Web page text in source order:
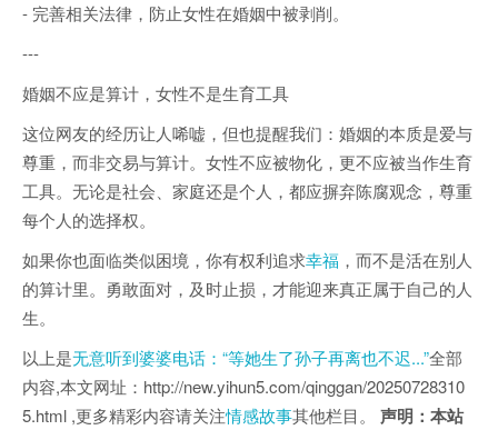
- 完善相关法律，防止女性在婚姻中被剥削。
---
婚姻不应是算计，女性不是生育工具
这位网友的经历让人唏嘘，但也提醒我们：婚姻的本质是爱与
尊重，而非交易与算计。女性不应被物化，更不应被当作生育
工具。无论是社会、家庭还是个人，都应摒弃陈腐观念，尊重
每个人的选择权。
如果你也面临类似困境，你有权利追求幸福 ，而不是活在别人
的算计里。勇敢面对，及时止损，才能迎来真正属于自己的人
生。
以上是无意听到婆婆电话：“等她生了孙子再离也不迟...”全部
内容,本文网址：http://new.yihun5.com/qinggan/20250728310
5.html ,更多精彩内容请关注情感故事其他栏目。 声明：本站